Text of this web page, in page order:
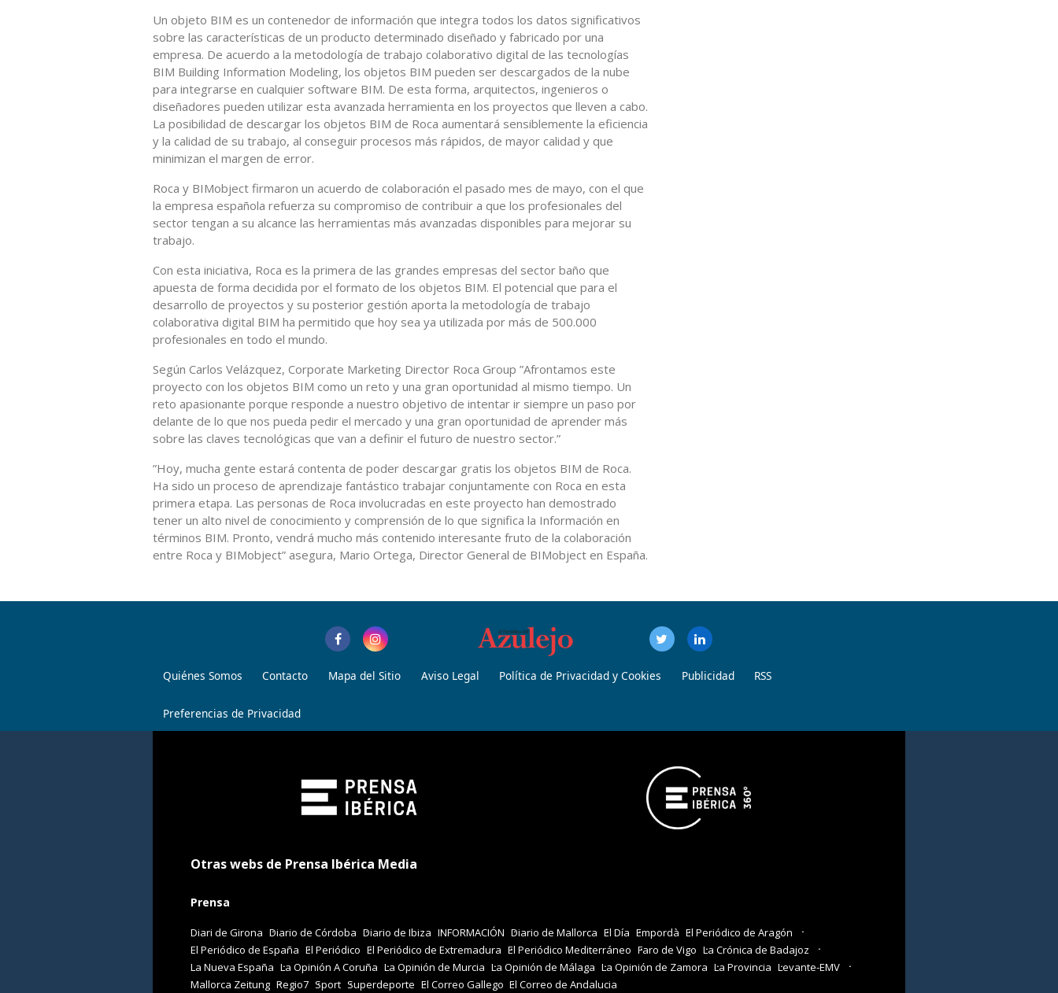
Un objeto BIM es un contenedor de información que integra todos los datos significativos
sobre las características de un producto determinado diseñado y fabricado por una
empresa. De acuerdo a la metodología de trabajo colaborativo digital de las tecnologías
BIM Building Information Modeling, los objetos BIM pueden ser descargados de la nube
para integrarse en cualquier software BIM. De esta forma, arquitectos, ingenieros o
diseñadores pueden utilizar esta avanzada herramienta en los proyectos que lleven a cabo.
La posibilidad de descargar los objetos BIM de Roca aumentará sensiblemente la eficiencia
y la calidad de su trabajo, al conseguir procesos más rápidos, de mayor calidad y que
minimizan el margen de error.
Roca y BIMobject firmaron un acuerdo de colaboración el pasado mes de mayo, con el que
la empresa española refuerza su compromiso de contribuir a que los profesionales del
sector tengan a su alcance las herramientas más avanzadas disponibles para mejorar su
trabajo.
Con esta iniciativa, Roca es la primera de las grandes empresas del sector baño que
apuesta de forma decidida por el formato de los objetos BIM. El potencial que para el
desarrollo de proyectos y su posterior gestión aporta la metodología de trabajo
colaborativa digital BIM ha permitido que hoy sea ya utilizada por más de 500.000
profesionales en todo el mundo.
Según Carlos Velázquez, Corporate Marketing Director Roca Group ”Afrontamos este
proyecto con los objetos BIM como un reto y una gran oportunidad al mismo tiempo. Un
reto apasionante porque responde a nuestro objetivo de intentar ir siempre un paso por
delante de lo que nos pueda pedir el mercado y una gran oportunidad de aprender más
sobre las claves tecnológicas que van a definir el futuro de nuestro sector.”
”Hoy, mucha gente estará contenta de poder descargar gratis los objetos BIM de Roca.
Ha sido un proceso de aprendizaje fantástico trabajar conjuntamente con Roca en esta
primera etapa. Las personas de Roca involucradas en este proyecto han demostrado
tener un alto nivel de conocimiento y comprensión de lo que significa la Información en
términos BIM. Pronto, vendrá mucho más contenido interesante fruto de la colaboración
entre Roca y BIMobject” asegura, Mario Ortega, Director General de BIMobject en España.
Quiénes Somos Contacto Mapa del Sitio Aviso Legal Política de Privacidad y Cookies Publicidad RSS
Preferencias de Privacidad
Otras webs de Prensa Ibérica Media
Prensa
Diari de Girona Diario de Córdoba Diario de Ibiza INFORMACIÓN Diario de Mallorca El Día Empordà El Periódico de Aragón
El Periódico de España El Periódico El Periódico de Extremadura El Periódico Mediterráneo Faro de Vigo La Crónica de Badajoz
La Nueva España La Opinión A Coruña La Opinión de Murcia La Opinión de Málaga La Opinión de Zamora La Provincia Levante-EMV
Mallorca Zeitung Regio7 Sport Superdeporte El Correo Gallego El Correo de Andalucia